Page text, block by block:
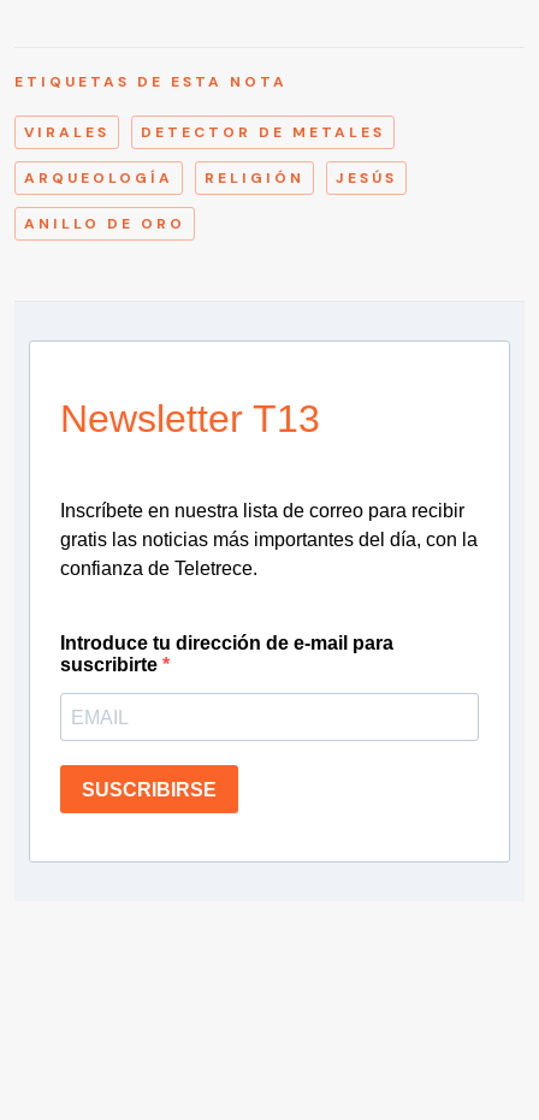
ETIQUETAS DE ESTA NOTA
VIRALES DETECTOR DE METALES
ARQUEOLOGÍA RELIGIÓN JESÚS
ANILLO DE ORO
Newsletter T13
Inscríbete en nuestra lista de correo para recibir
gratis las noticias más importantes del día, con la
confianza de Teletrece.
Introduce tu dirección de e-mail para
suscribirte
SUSCRIBIRSE